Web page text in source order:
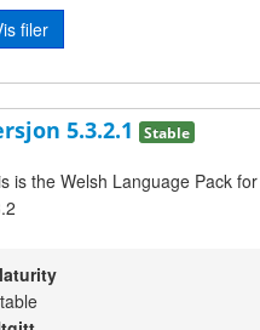
filer
5.3.2.1 Stable
is the Welsh Language Pack